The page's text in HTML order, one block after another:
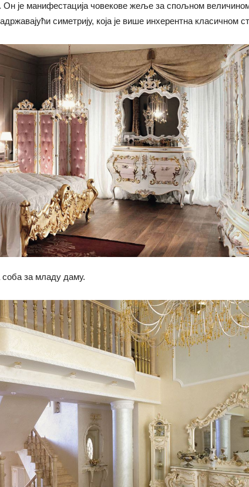
Он је манифестација човекове жеље за спољном
симетрију, која је више инхерентна класичном
за младу даму.